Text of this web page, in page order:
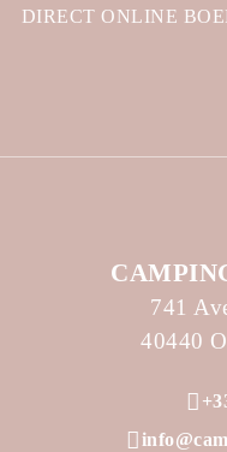
DIRECT ONLINE
741
40440